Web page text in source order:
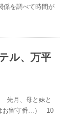
係を調べて時間が
ル、万平
先月、母と妹と
お留守番…） 10